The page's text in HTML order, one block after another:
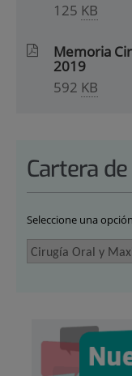
125 KB
Memoria
2019
592 KB
Cartera
Seleccione una